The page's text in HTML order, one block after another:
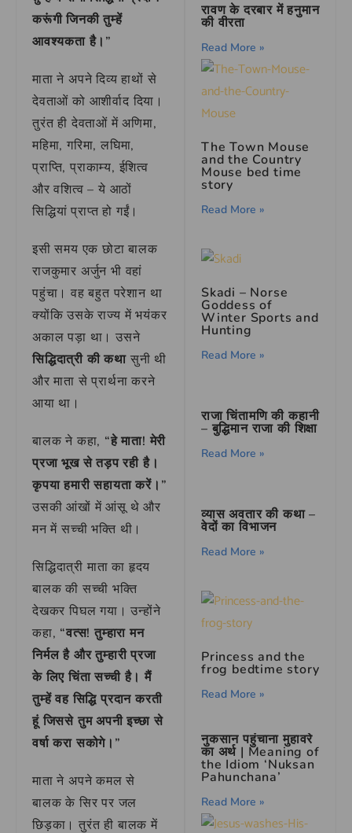
करूंगी जिनकी तुम्हें
आवश्यकता है।”
माता ने अपने दिव्य हाथों से
देवताओं को आशीर्वाद दिया।
तुरंत ही देवताओं में अणिमा,
महिमा, गरिमा, लघिमा,
प्राप्ति, प्राकाम्य, ईशित्व
और वशित्व – ये आठों
सिद्धियां प्राप्त हो गईं।
इसी समय एक छोटा बालक
राजकुमार अर्जुन भी वहां
पहुंचा। वह बहुत परेशान था
क्योंकि उसके राज्य में भयंकर
अकाल पड़ा था। उसने
सिद्धिदात्री की कथा सुनी थी
और माता से प्रार्थना करने
आया था।
बालक ने कहा, “हे माता! मेरी
प्रजा भूख से तड़प रही है।
कृपया हमारी सहायता करें।”
उसकी आंखों में आंसू थे और
मन में सच्ची भक्ति थी।
सिद्धिदात्री माता का हृदय
बालक की सच्ची भक्ति
देखकर पिघल गया। उन्होंने
कहा, “वत्स! तुम्हारा मन
निर्मल है और तुम्हारी प्रजा
के लिए चिंता सच्ची है। मैं
तुम्हें वह सिद्धि प्रदान करती
हूं जिससे तुम अपनी इच्छा से
वर्षा करा सकोगे।”
माता ने अपने कमल से
बालक के सिर पर जल
छिड़का। तुरंत ही बालक में
रावण के दरबार में हनुमान
की वीरता
Read More »
The Town Mouse
and the Country
Mouse bed time
story
Read More »
Skadi – Norse
Goddess of
Winter Sports and
Hunting
Read More »
राजा चिंतामणि की कहानी
– बुद्धिमान राजा की शिक्षा
Read More »
व्यास अवतार की कथा –
वेदों का विभाजन
Read More »
Princess and the
frog bedtime story
Read More »
नुकसान पहुंचाना मुहावरे
का अर्थ | Meaning of
the Idiom ‘Nuksan
Pahunchana’
Read More »